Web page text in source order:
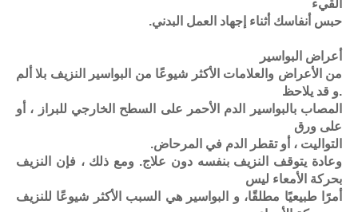
القيء
حبس أنفاسك أثناء إجهاد العمل البدني.
أعراض البواسير
من الأعراض والعلامات الأكثر شيوعًا من البواسير النزيف بلا ألم
.و قد يلاحظ
المصاب بالبواسير الدم الأحمر على السطح الخارجي للبراز ، أو
على ورق
التواليت ، أو تقطر الدم في المرحاض.
وعادة يتوقف النزيف بنفسه دون علاج. ومع ذلك ، فإن النزيف
بحركة الأمعاء ليس
أمرًا طبيعيًا مطلقًا، و البواسير هي السبب الأكثر شيوعًا للنزيف